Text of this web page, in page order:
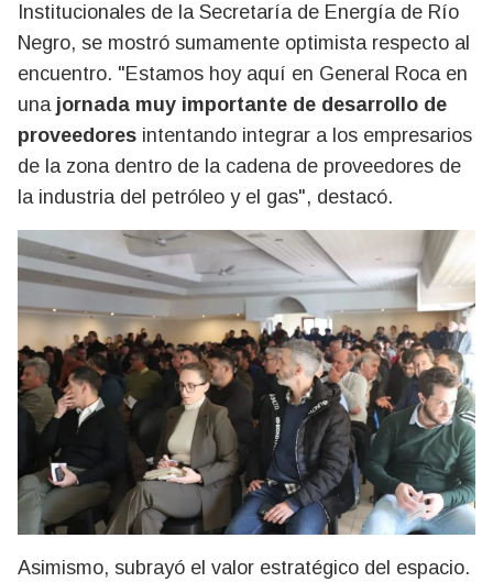
Institucionales de la Secretaría de Energía de Río
Negro, se mostró sumamente optimista respecto al
encuentro. "Estamos hoy aquí en General Roca en
una jornada muy importante de desarrollo de
proveedores intentando integrar a los empresarios
de la zona dentro de la cadena de proveedores de
la industria del petróleo y el gas", destacó.
Asimismo, subrayó el valor estratégico del espacio.